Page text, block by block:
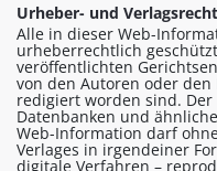
Urheber- und
Alle in dieser Web-
urheberrechtlich
veröffentlichten
von den Autoren oder
redigiert worden sind.
Datenbanken und
Web-Information darf
Verlages in irgendeiner
digitale Verfahren –